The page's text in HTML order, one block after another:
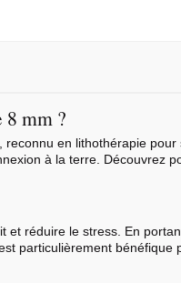
8 mm ?
reconnu en lithothérapie pour
à la terre. Découvrez
et réduire le stress. En
particulièrement